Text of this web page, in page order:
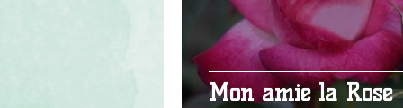
Mon amie la Rose